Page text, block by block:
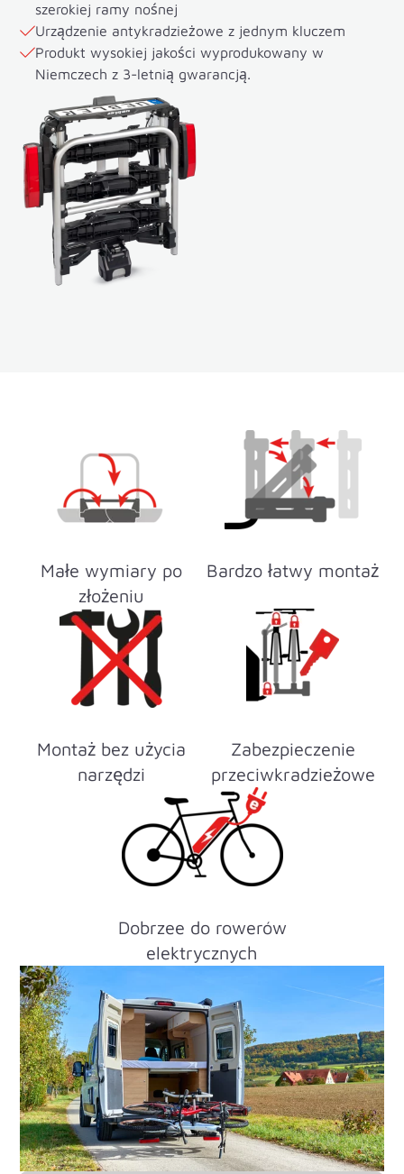
szerokiej ramy nośnej
Urządzenie antykradzieżowe z jednym kluczem
Produkt wysokiej jakości wyprodukowany w
Niemczech z 3-letnią gwarancją.
Małe wymiary po
złożeniu
Bardzo łatwy montaż
Montaż bez użycia
narzędzi
Zabezpieczenie
przeciwkradzieżowe
Dobrzee do rowerów
elektrycznych